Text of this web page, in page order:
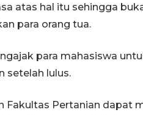
atas hal itu sehingga
para orang tua.
para mahasiswa
setelah lulus.
Fakultas Pertanian dapat